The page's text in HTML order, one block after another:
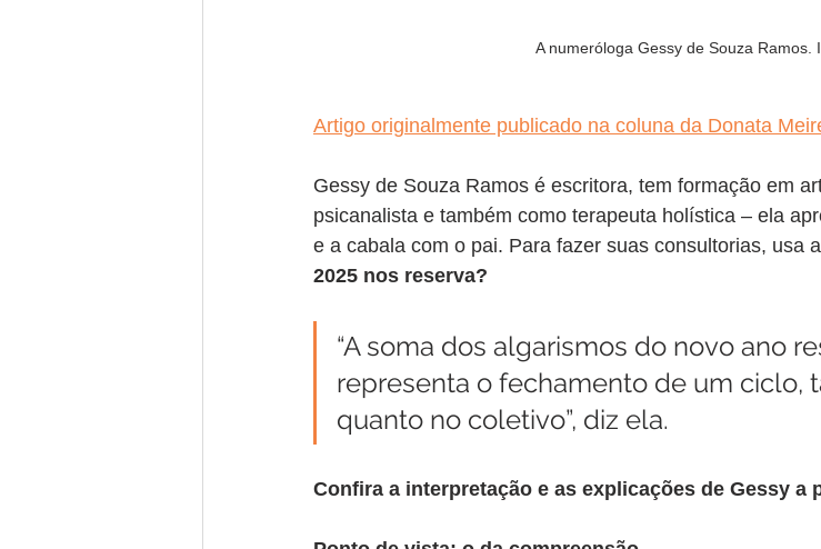
A numeróloga Gessy de Souza Ramos.
Artigo originalmente publicado na coluna da Donata
Gessy de Souza Ramos é escritora, tem formação em
psicanalista e também como terapeuta holística – ela
e a cabala com o pai. Para fazer suas consultorias, usa
2025 nos reserva?
“A soma dos algarismos do novo ano
representa o fechamento de um ciclo,
quanto no coletivo”, diz ela.
Confira a interpretação e as explicações de Gessy a